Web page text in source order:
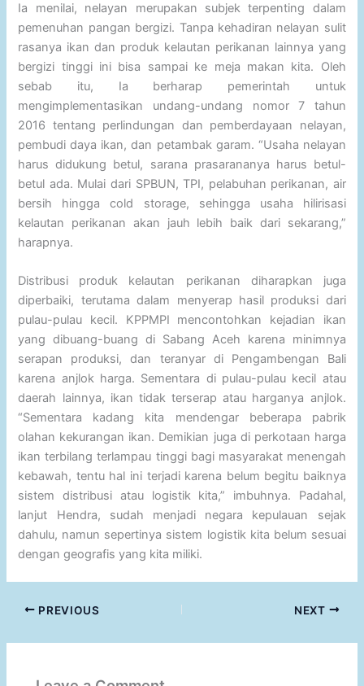
Ia menilai, nelayan merupakan subjek terpenting dalam
pemenuhan pangan bergizi. Tanpa kehadiran nelayan sulit
rasanya ikan dan produk kelautan perikanan lainnya yang
bergizi tinggi ini bisa sampai ke meja makan kita. Oleh
sebab itu, Ia berharap pemerintah untuk
mengimplementasikan undang-undang nomor 7 tahun
2016 tentang perlindungan dan pemberdayaan nelayan,
pembudi daya ikan, dan petambak garam. “Usaha nelayan
harus didukung betul, sarana prasarananya harus betul-
betul ada. Mulai dari SPBUN, TPI, pelabuhan perikanan, air
bersih hingga cold storage, sehingga usaha hilirisasi
kelautan perikanan akan jauh lebih baik dari sekarang,”
harapnya.
Distribusi produk kelautan perikanan diharapkan juga
diperbaiki, terutama dalam menyerap hasil produksi dari
pulau-pulau kecil. KPPMPI mencontohkan kejadian ikan
yang dibuang-buang di Sabang Aceh karena minimnya
serapan produksi, dan teranyar di Pengambengan Bali
karena anjlok harga. Sementara di pulau-pulau kecil atau
daerah lainnya, ikan tidak terserap atau harganya anjlok.
“Sementara kadang kita mendengar beberapa pabrik
olahan kekurangan ikan. Demikian juga di perkotaan harga
ikan terbilang terlampau tinggi bagi masyarakat menengah
kebawah, tentu hal ini terjadi karena belum begitu baiknya
sistem distribusi atau logistik kita,” imbuhnya. Padahal,
lanjut Hendra, sudah menjadi negara kepulauan sejak
dahulu, namun sepertinya sistem logistik kita belum sesuai
dengan geografis yang kita miliki.
PREVIOUS NEXT